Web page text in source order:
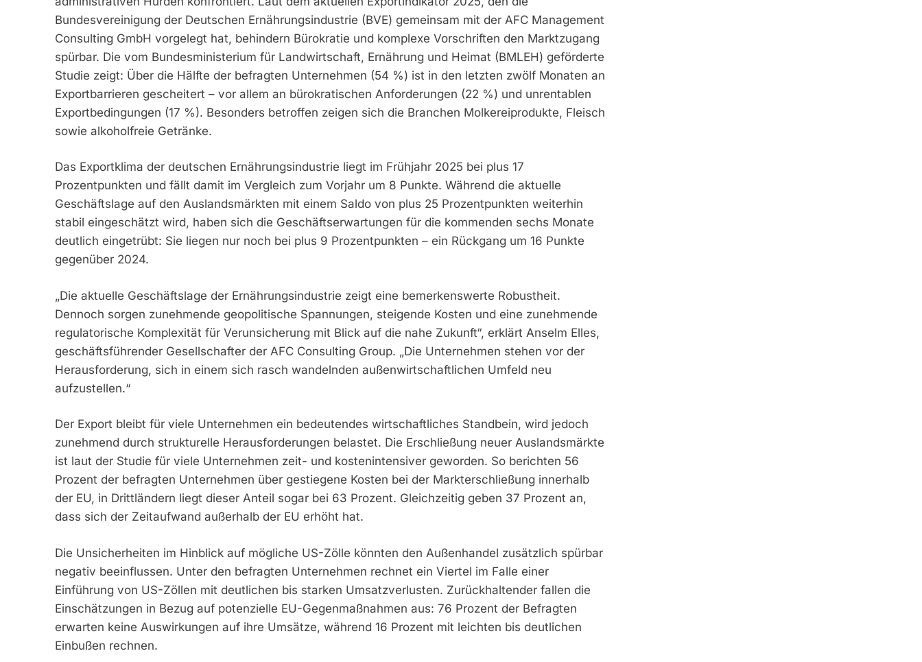
Bundesvereinigung der Deutschen Ernährungsindustrie (BVE) gemeinsam mit der AFC Management
Consulting GmbH vorgelegt hat, behindern Bürokratie und komplexe Vorschriften den Marktzugang
spürbar. Die vom Bundesministerium für Landwirtschaft, Ernährung und Heimat (BMLEH) geförderte
Studie zeigt: Über die Hälfte der befragten Unternehmen (54 %) ist in den letzten zwölf Monaten an
Exportbarrieren gescheitert – vor allem an bürokratischen Anforderungen (22 %) und unrentablen
Exportbedingungen (17 %). Besonders betroffen zeigen sich die Branchen Molkereiprodukte, Fleisch
sowie alkoholfreie Getränke.
Das Exportklima der deutschen Ernährungsindustrie liegt im Frühjahr 2025 bei plus 17
Prozentpunkten und fällt damit im Vergleich zum Vorjahr um 8 Punkte. Während die aktuelle
Geschäftslage auf den Auslandsmärkten mit einem Saldo von plus 25 Prozentpunkten weiterhin
stabil eingeschätzt wird, haben sich die Geschäftserwartungen für die kommenden sechs Monate
deutlich eingetrübt: Sie liegen nur noch bei plus 9 Prozentpunkten – ein Rückgang um 16 Punkte
gegenüber 2024.
„Die aktuelle Geschäftslage der Ernährungsindustrie zeigt eine bemerkenswerte Robustheit.
Dennoch sorgen zunehmende geopolitische Spannungen, steigende Kosten und eine zunehmende
regulatorische Komplexität für Verunsicherung mit Blick auf die nahe Zukunft“, erklärt Anselm Elles,
geschäftsführender Gesellschafter der AFC Consulting Group. „Die Unternehmen stehen vor der
Herausforderung, sich in einem sich rasch wandelnden außenwirtschaftlichen Umfeld neu
aufzustellen.“
Der Export bleibt für viele Unternehmen ein bedeutendes wirtschaftliches Standbein, wird jedoch
zunehmend durch strukturelle Herausforderungen belastet. Die Erschließung neuer Auslandsmärkte
ist laut der Studie für viele Unternehmen zeit- und kostenintensiver geworden. So berichten 56
Prozent der befragten Unternehmen über gestiegene Kosten bei der Markterschließung innerhalb
der EU, in Drittländern liegt dieser Anteil sogar bei 63 Prozent. Gleichzeitig geben 37 Prozent an,
dass sich der Zeitaufwand außerhalb der EU erhöht hat.
Die Unsicherheiten im Hinblick auf mögliche US-Zölle könnten den Außenhandel zusätzlich spürbar
negativ beeinflussen. Unter den befragten Unternehmen rechnet ein Viertel im Falle einer
Einführung von US-Zöllen mit deutlichen bis starken Umsatzverlusten. Zurückhaltender fallen die
Einschätzungen in Bezug auf potenzielle EU-Gegenmaßnahmen aus: 76 Prozent der Befragten
erwarten keine Auswirkungen auf ihre Umsätze, während 16 Prozent mit leichten bis deutlichen
Einbußen rechnen.